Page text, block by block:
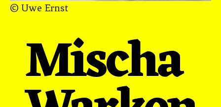
© Uwe Ernst
Mischa